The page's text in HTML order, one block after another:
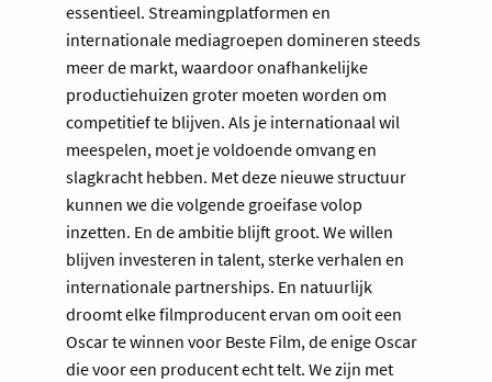
essentieel. Streamingplatformen en
internationale mediagroepen domineren steeds
meer de markt, waardoor onafhankelijke
productiehuizen groter moeten worden om
competitief te blijven. Als je internationaal wil
meespelen, moet je voldoende omvang en
slagkracht hebben. Met deze nieuwe structuur
kunnen we die volgende groeifase volop
inzetten. En de ambitie blijft groot. We willen
blijven investeren in talent, sterke verhalen en
internationale partnerships. En natuurlijk
droomt elke filmproducent ervan om ooit een
Oscar te winnen voor Beste Film, de enige Oscar
die voor een producent echt telt. We zijn met